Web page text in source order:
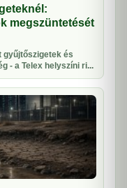
megszüntetését
gyűjtőszigetek és
- a Telex helyszíni ri...